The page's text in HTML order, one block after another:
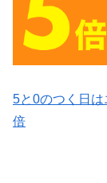
5と0のつく日
倍